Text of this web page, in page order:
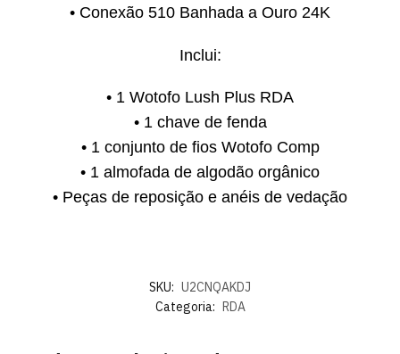
• Conexão 510 Banhada a Ouro 24K
Inclui:
• 1 Wotofo Lush Plus RDA
• 1 chave de fenda
• 1 conjunto de fios Wotofo Comp
• 1 almofada de algodão orgânico
• Peças de reposição e anéis de vedação
SKU: U2CNQAKDJ
Categoria: RDA